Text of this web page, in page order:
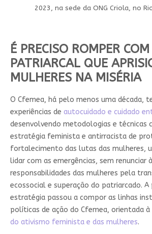
2023, na sede da ONG Criola, no
É PRECISO ROMPER
PATRIARCAL QUE
MULHERES NA MISÉRIA
O Cfemea, há pelo menos uma década,
experiências de autocuidado e cuidado
desenvolvendo metodologias e técnicas
estratégia feminista e antirracista de
fortalecimento das lutas das mulheres,
lidar com as emergências, sem renunciar
responsabilidades das mulheres pela
ecossocial e superação do patriarcado. A
estratégia passou a compor as linhas
políticas de ação do Cfemea, orientada à
do ativismo feminista e das mulheres.